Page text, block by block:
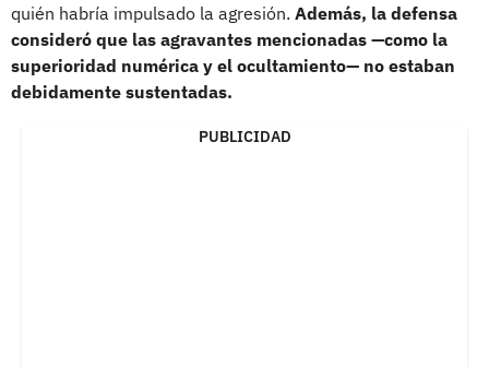
quién habría impulsado la agresión. Además, la defensa
consideró que las agravantes mencionadas —como la
superioridad numérica y el ocultamiento— no estaban
debidamente sustentadas.
PUBLICIDAD